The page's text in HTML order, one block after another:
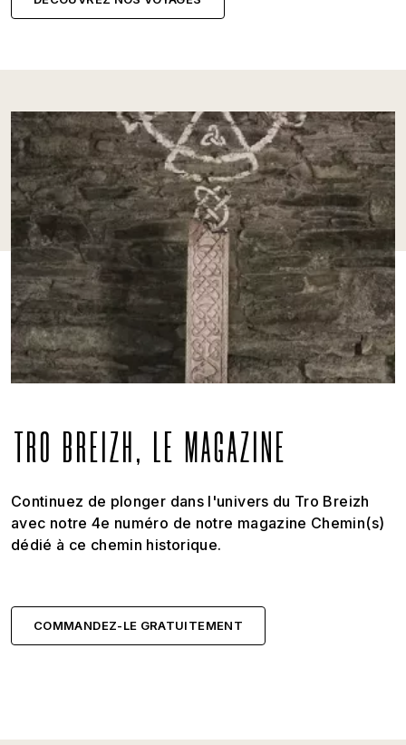
TRO BREIZH, LE MAGAZINE
Continuez de plonger dans l'univers du Tro Breizh
avec notre 4e numéro de notre magazine Chemin(s)
dédié à ce chemin historique.
COMMANDEZ-LE GRATUITEMENT